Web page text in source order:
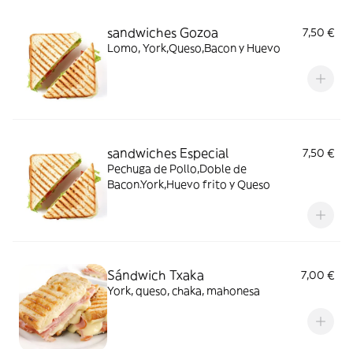
sandwiches Gozoa
7,50 €
Lomo, York,Queso,Bacon y Huevo
sandwiches Especial
7,50 €
Pechuga de Pollo,Doble de
Bacon.York,Huevo frito y Queso
Sándwich Txaka
7,00 €
York, queso, chaka, mahonesa